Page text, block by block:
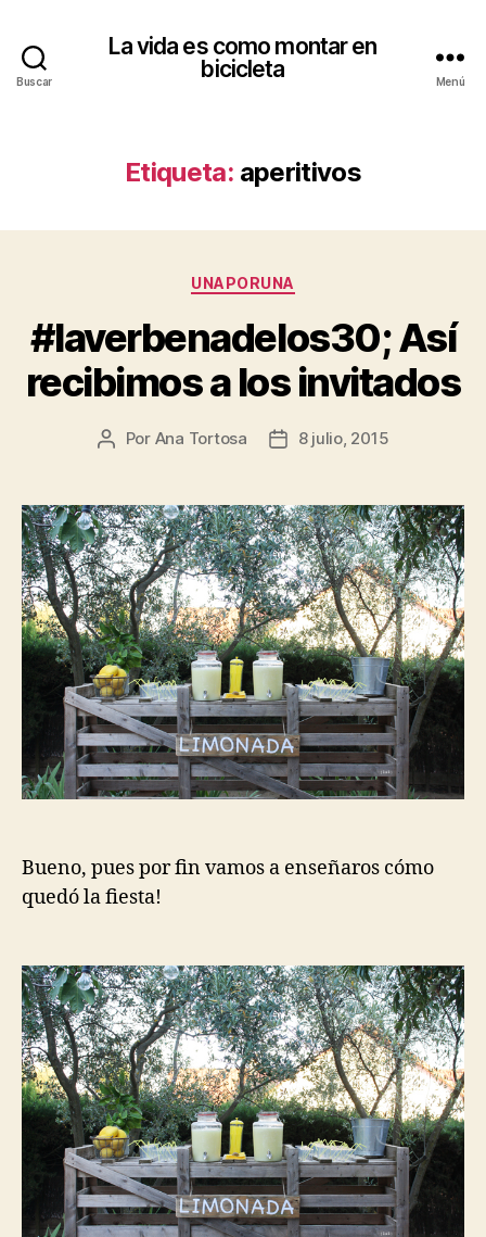
Buscar
La vida es como montar en
bicicleta
Menú
Etiqueta: aperitivos
Categorías
UNAPORUNA
#laverbenadelos30; Así
recibimos a los invitados
Autor
entrada
Por Ana Tortosa
Fecha
entrada
8 julio, 2015
Bueno, pues por fin vamos a enseñaros cómo
quedó la fiesta!